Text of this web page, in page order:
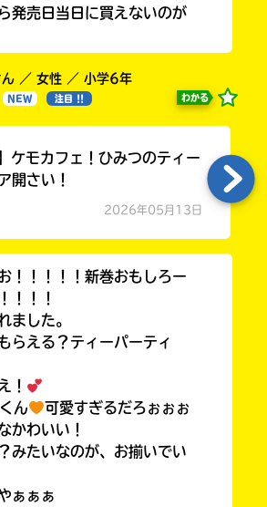
発売日当日に買えないのが
ん ／ 女性 ／ 小学6年
NEW 注目 !! わかる
ケモカフェ！ひみつのティー
開さい！
2026年05月13日
！！！！！新巻おもしろー
！！！
ました。
らえる？ティーパーティ
！
ん
可愛すぎるだろぉぉぉ
かわいい！
みたいなのが、お揃いでい
ぁぁぁ